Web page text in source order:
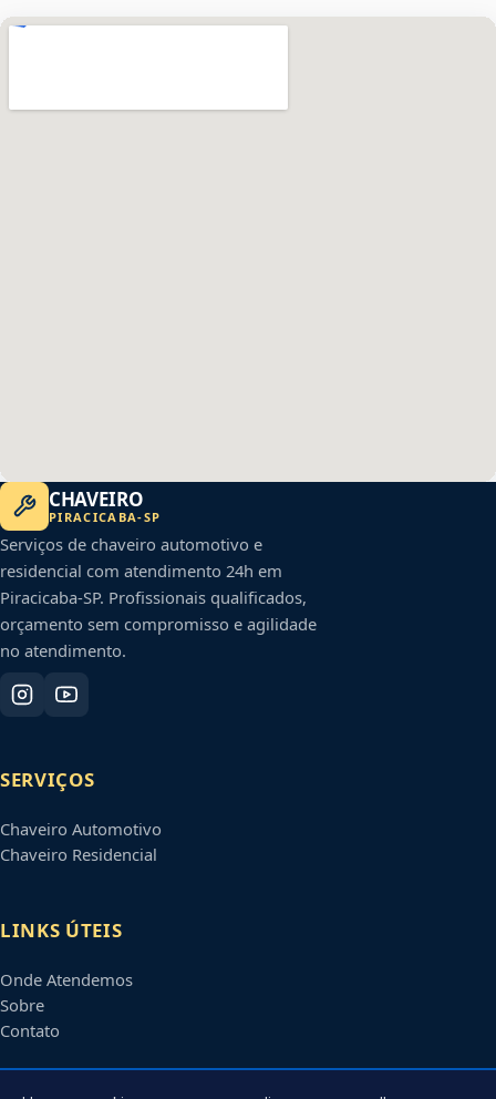
CHAVEIRO
PIRACICABA-SP
Serviços de chaveiro automotivo e
residencial com atendimento 24h em
Piracicaba-SP. Profissionais qualificados,
orçamento sem compromisso e agilidade
no atendimento.
SERVIÇOS
Chaveiro Automotivo
Chaveiro Residencial
LINKS ÚTEIS
Onde Atendemos
Sobre
Contato